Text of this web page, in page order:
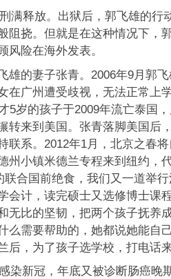
满释放。出狱后，郭飞雄的行
阻挠。但就是在这种情况下，
风险在海外发表。
雄的妻子张青。2006年9月郭
在广州遭受歧视，无法正常上
5岁的孩子于2009年流亡泰国
转来到美国。张青落脚美国后
联系。2012年1月，北京之春
州小镇米德兰专程来到纽约，
联合国前绝食，我们又一道举
会计，读完硕士又选修博士课
无比的坚韧，把两个孩子抚养
么需要帮助的，她都说她能自
后，为了孩子选学校，打电话
染新冠，年底又被诊断肠癌晚